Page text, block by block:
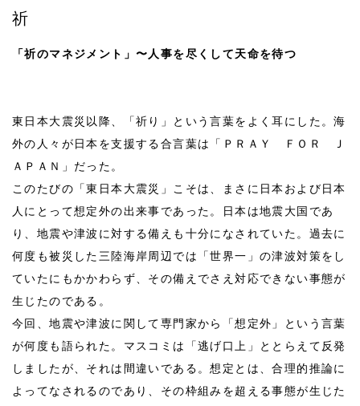
祈
「祈のマネジメント」〜人事を尽くして天命を待つ
東日本大震災以降、「祈り」という言葉をよく耳にした。海
外の人々が日本を支援する合言葉は「ＰＲＡＹ ＦＯＲ Ｊ
ＡＰＡＮ」だった。
このたびの「東日本大震災」こそは、まさに日本および日本
人にとって想定外の出来事であった。日本は地震大国であ
り、地震や津波に対する備えも十分になされていた。過去に
何度も被災した三陸海岸周辺では「世界一」の津波対策をし
ていたにもかかわらず、その備えでさえ対応できない事態が
生じたのである。
今回、地震や津波に関して専門家から「想定外」という言葉
が何度も語られた。マスコミは「逃げ口上」ととらえて反発
しましたが、それは間違いである。想定とは、合理的推論に
よってなされるのであり、その枠組みを超える事態が生じた